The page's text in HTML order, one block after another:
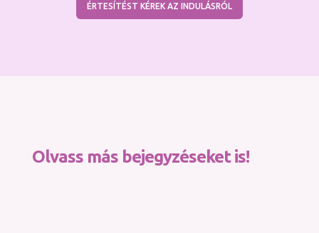
ÉRTESÍTÉST KÉREK AZ INDULÁSRÓL
Olvass más bejegyzéseket is!